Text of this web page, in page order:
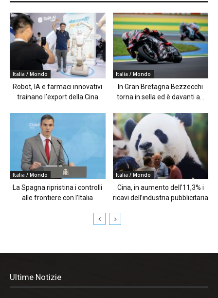
Italia / Mondo
Robot, IA e farmaci innovativi
trainano l’export della Cina
Italia / Mondo
In Gran Bretagna Bezzecchi
torna in sella ed è davanti a...
Italia / Mondo
La Spagna ripristina i controlli
alle frontiere con l’Italia
Italia / Mondo
Cina, in aumento dell’11,3% i
ricavi dell’industria pubblicitaria
Ultime Notizie